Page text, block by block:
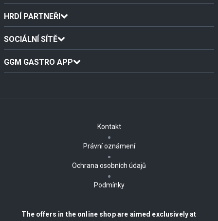
HRDÍ PARTNEŘI
SOCIÁLNÍ SÍTĚ
GGM GASTRO APP
Kontakt
Právní oznámení
Ochrana osobních údajů
Podmínky
The offers in the online shop are aimed exclusively at